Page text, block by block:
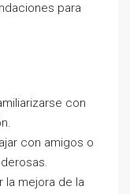
para
con
con amigos o
la mejora de la